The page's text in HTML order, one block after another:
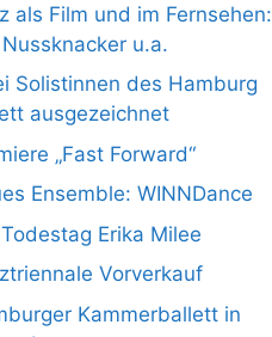
als Film und im Fernsehen:
u.a.
Solistinnen des Hamburg
ausgezeichnet
„Fast Forward“
Ensemble: WINNDance
Erika Milee
Vorverkauf
Kammerballett in